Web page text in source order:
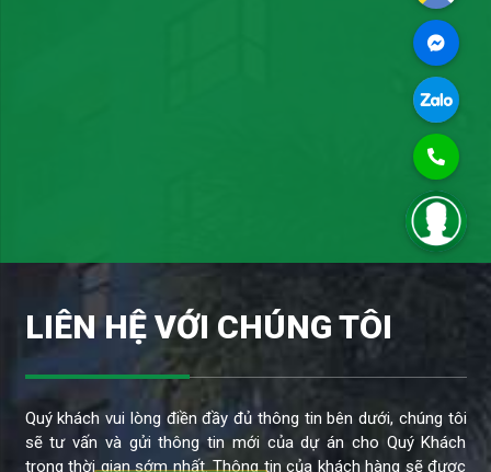
LIÊN HỆ VỚI CHÚNG TÔI
Quý khách vui lòng điền đầy đủ thông tin bên dưới, chúng tôi
sẽ tư vấn và gửi thông tin mới của dự án cho Quý Khách
trong thời gian sớm nhất. Thông tin của khách hàng sẽ được